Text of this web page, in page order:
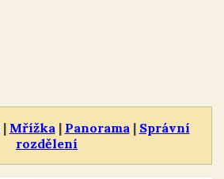
| Mřížka | Panorama | Správní
rozdělení